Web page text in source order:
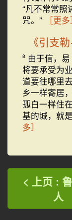
“凡不常常照
咒。”
［更多］
《引支
8 由于信，
将要承受为
道要往哪里
乡一样寄居
孤白一样住
基的城，就
多］
< 上页 :
人